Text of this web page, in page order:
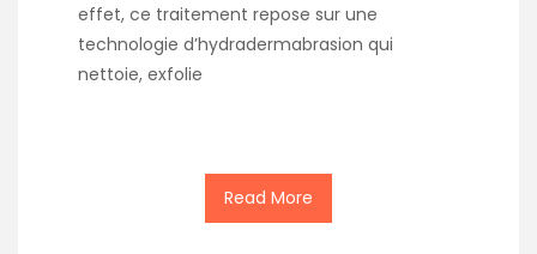
effet, ce traitement repose sur une
technologie d’hydradermabrasion qui
nettoie, exfolie
Read More